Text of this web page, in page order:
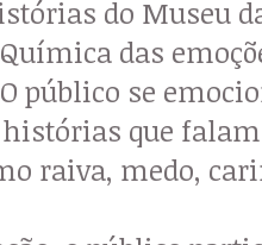
do Museu
das
público se
histórias que
raiva, medo,